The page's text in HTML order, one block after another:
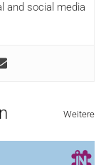
and social media
Weitere